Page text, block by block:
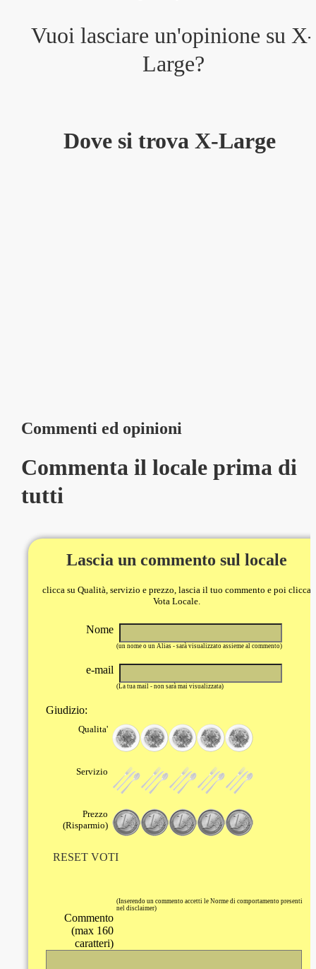
Vuoi lasciare un'opinione su X-
Large?
Dove si trova X-Large
Commenti ed opinioni
Commenta il locale prima di
tutti
Lascia un commento sul locale
clicca su Qualità, servizio e prezzo, lascia il tuo commento e poi clicca
Vota Locale.
Nome
(un nome o un Alias - sarà visualizzato assieme al commento)
e-mail
(La tua mail - non sarà mai visualizzata)
Giudizio:
Qualita'
Servizio
Prezzo
(Risparmio)
RESET VOTI
(Inserendo un commento accetti le Norme di comportamento presenti
nel disclaimer)
Commento
(max 160
caratteri)